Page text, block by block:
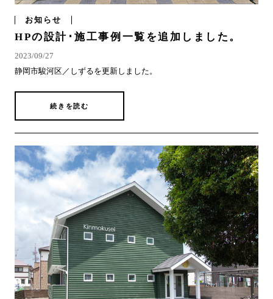
お知らせ
HPの設計･施工事例一覧を追加しました。
2023/09/27
静岡市駿河区／しずるを更新しました。
続きを読む